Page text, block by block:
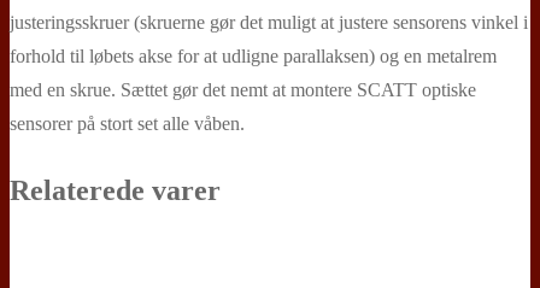
justeringsskruer (skruerne gør det muligt at justere sensorens vinkel i
forhold til løbets akse for at udligne parallaksen) og en metalrem
med en skrue. Sættet gør det nemt at montere SCATT optiske
sensorer på stort set alle våben.
Relaterede varer